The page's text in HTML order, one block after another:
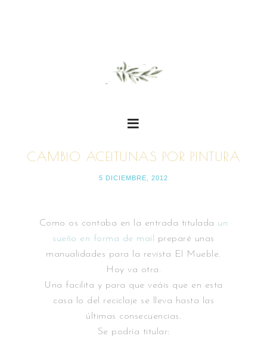
CAMBIO ACEITUNAS POR PINTURA
5 DICIEMBRE, 2012
Como os contaba en la entrada titulada un
sueño en forma de mail
preparé unas
manualidades para la revista El Mueble.
Hoy va otra.
Una facilita y para que veáis que en esta
casa lo del reciclaje se lleva hasta las
últimas consecuencias.
Se podría titular: